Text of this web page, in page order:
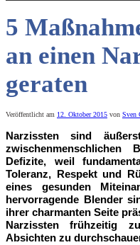
5
an einen
geraten
Veröffentlicht am 12. Oktober 2015 von Sven
Narzissten sind
Defizite, weil
Toleranz, Respekt und
eines gesunden
hervorragende Blender
ihrer charmanten Seite
Narzissten frühzeitig
Absichten zu